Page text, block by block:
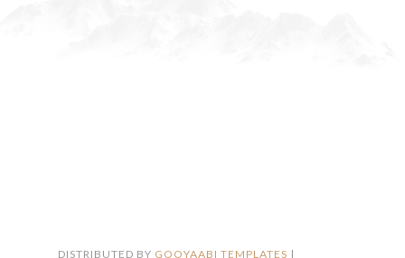
DISTRIBUTED BY GOOYAABI TEMPLATES |